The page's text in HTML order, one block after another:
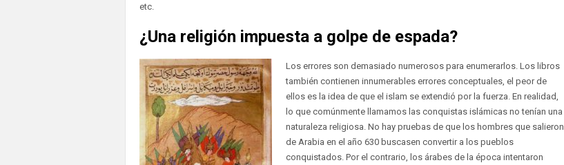
etc.
¿Una religión impuesta a golpe de espada?
Los errores son demasiado numerosos para enumerarlos. Los libros
también contienen innumerables errores conceptuales, el peor de
ellos es la idea de que el islam se extendió por la fuerza. En realidad,
lo que comúnmente llamamos las conquistas islámicas no tenían una
naturaleza religiosa. No hay pruebas de que los hombres que salieron
de Arabia en el año 630 buscasen convertir a los pueblos
conquistados. Por el contrario, los árabes de la época intentaron